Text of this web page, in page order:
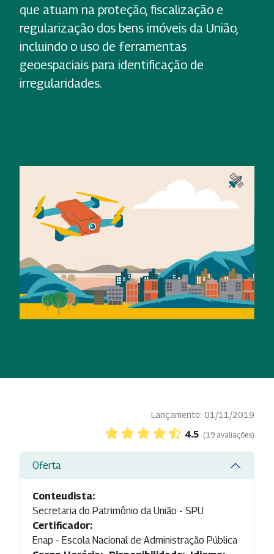
que atuam na proteção, fiscalização e
regularização dos bens imóveis da União,
incluindo o uso de ferramentas
geoespaciais para identificação de
irregularidades.
Lançamento: 01/11/2019
4.5 (19 avaliações)
Oferta
Conteudista:
Secretaria do Patrimônio da União - SPU
Certificador:
Enap - Escola Nacional de Administração Pública